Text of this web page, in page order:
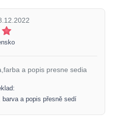
a popis presne sedia
barva a popis přesně sedí